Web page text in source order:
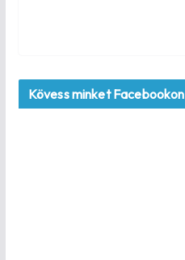
Kövess minket Facebookon